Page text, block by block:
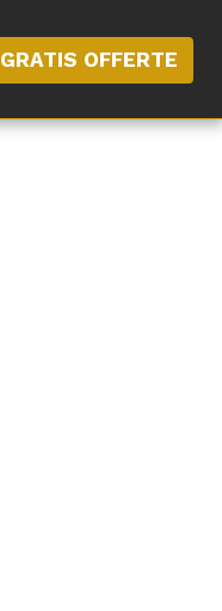
GRATIS OFFERTE